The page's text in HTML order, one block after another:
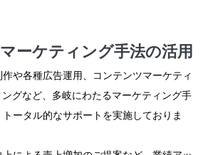
ーケティング手法の活用
や各種広告運用、コンテンツマーケティ
グなど、多岐にわたるマーケティング手
ータル的なサポートを実施しておりま